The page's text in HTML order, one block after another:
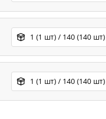
1 (1 шт) / 140 (140 шт)
1 (1 шт) / 140 (140 шт)